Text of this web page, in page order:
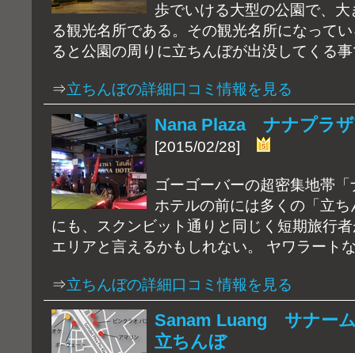
歩でいける大型の公園で、
る観光名所である。その観光名所になって
ると公園の周りに立ちんぼが出没してくる
⇒立ちんぼの詳細口コミ情報を見る
Nana Plaza ナナプラ
[2015/02/28]
ゴーゴーバーの超密集地帯
ホテルの前には多くの「立
にも、スクンビット通りと同じく短期旅行
エリアと言えるかもしれない。 ヤワラート
⇒立ちんぼの詳細口コミ情報を見る
Sanam Luang サナー
立ちんぼ